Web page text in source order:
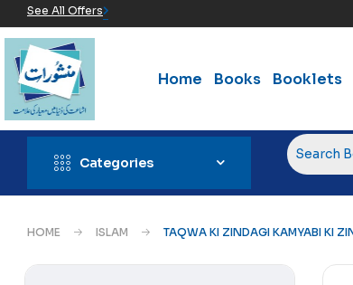
See All Offers
Home Books Booklets
Categories
HOME ISLAM TAQWA KI ZINDAGI KAMYABI KI